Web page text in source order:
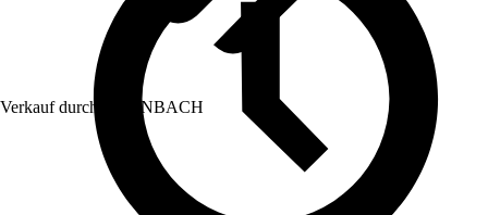
Verkauf durch: HORNBACH